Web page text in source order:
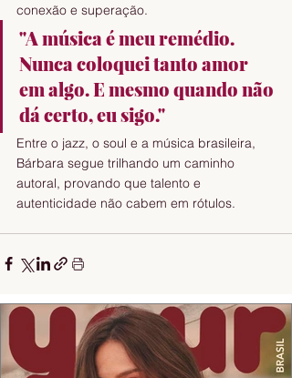
conexão e superação.
"A música é meu remédio.
Nunca coloquei tanto amor
em algo. E mesmo quando não
dá certo, eu sigo."
Entre o jazz, o soul e a música brasileira,
Bárbara segue trilhando um caminho
autoral, provando que talento e
autenticidade não cabem em rótulos.